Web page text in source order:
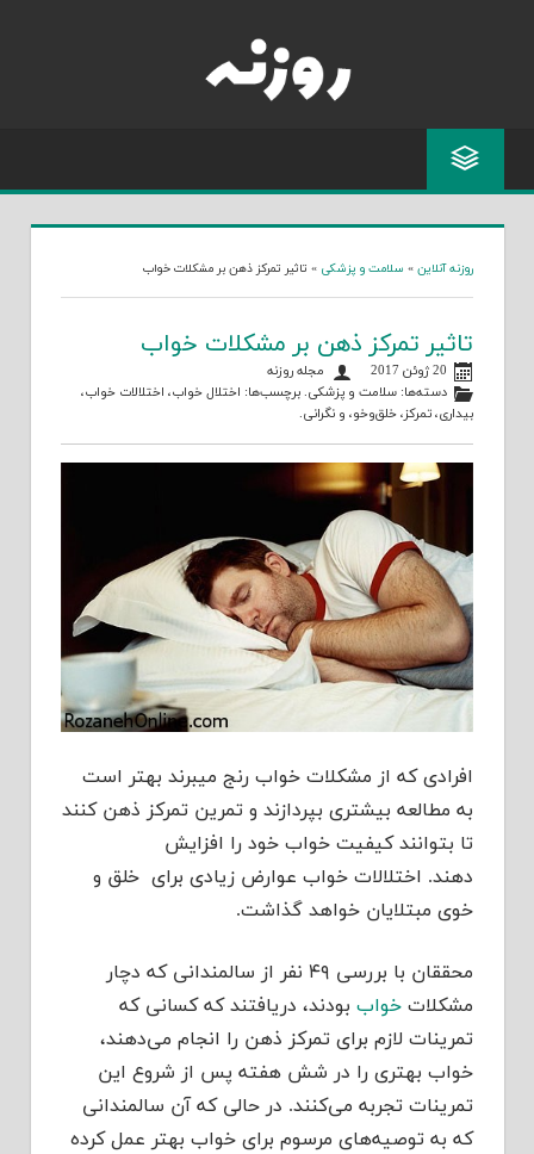
روزنه آنلاین » سلامت و پزشکی » تاثیر تمرکز ذهن بر مشکلات خواب
تاثیر تمرکز ذهن بر مشکلات خواب
20 ژوئن 2017
مجله روزنه
دسته‌ها:سلامت و پزشکی. برچسب‌ها: اختلال خواب، اختلالات خواب،
بیداری، تمرکز، خلق‌وخو، و نگرانی.
افرادی که از مشکلات خواب رنج میبرند بهتر است
به مطالعه بیشتری بپردازند و تمرین تمرکز ذهن کنند
تا بتوانند کیفیت خواب خود را افزایش
دهند. اختلالات خواب عوارض زیادی برای خلق و
خوی مبتلایان خواهد گذاشت.
محققان با بررسی ۴۹ نفر از سالمندانی که دچار
مشکلات خواب بودند، دریافتند که کسانی که
تمرینات لازم برای تمرکز ذهن را انجام می‌دهند،
خواب بهتری را در شش هفته پس از شروع این
تمرینات تجربه می‌کنند. در حالی که آن سالمندانی
که به توصیه‌های مرسوم برای خواب بهتر عمل کرده